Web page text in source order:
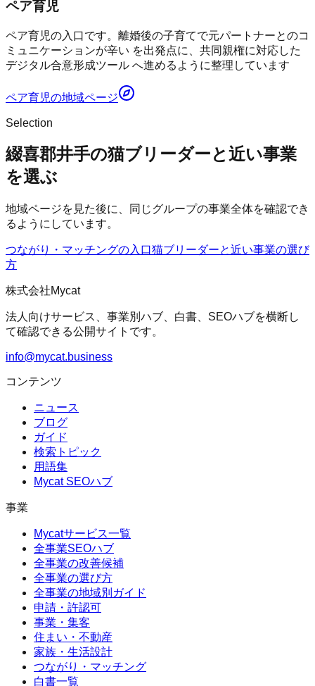
ペア育児
ペア育児の入口です。離婚後の子育てで元パートナーとのコ
ミュニケーションが辛い を出発点に、共同親権に対応した
デジタル合意形成ツール へ進めるように整理しています
ペア育児の地域ページ
Selection
綴喜郡井手の猫ブリーダーと近い事業
を選ぶ
地域ページを見た後に、同じグループの事業全体を確認でき
るようにしています。
つながり・マッチングの入口猫ブリーダーと近い事業の選び
方
株式会社Mycat
法人向けサービス、事業別ハブ、白書、SEOハブを横断し
て確認できる公開サイトです。
info@mycat.business
コンテンツ
ニュース
ブログ
ガイド
検索トピック
用語集
Mycat SEOハブ
事業
Mycatサービス一覧
全事業SEOハブ
全事業の改善候補
全事業の選び方
全事業の地域別ガイド
申請・許認可
事業・集客
住まい・不動産
家族・生活設計
つながり・マッチング
白書一覧